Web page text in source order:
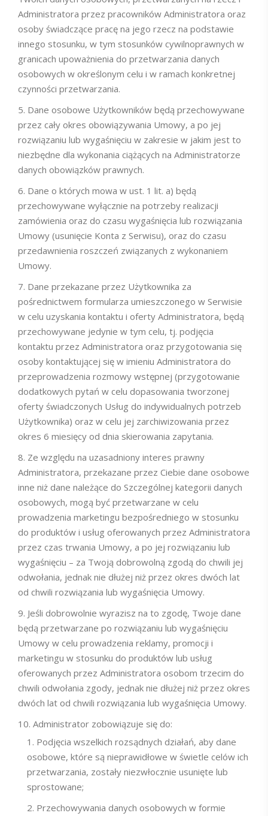
Administratora przez pracowników Administratora oraz
osoby świadczące pracę na jego rzecz na podstawie
innego stosunku, w tym stosunków cywilnoprawnych w
granicach upoważnienia do przetwarzania danych
osobowych w określonym celu i w ramach konkretnej
czynności przetwarzania.
Dane osobowe Użytkowników będą przechowywane
przez cały okres obowiązywania Umowy, a po jej
rozwiązaniu lub wygaśnięciu w zakresie w jakim jest to
niezbędne dla wykonania ciążących na Administratorze
danych obowiązków prawnych.
Dane o których mowa w ust. 1 lit. a) będą
przechowywane wyłącznie na potrzeby realizacji
zamówienia oraz do czasu wygaśnięcia lub rozwiązania
Umowy (usunięcie Konta z Serwisu), oraz do czasu
przedawnienia roszczeń związanych z wykonaniem
Umowy.
Dane przekazane przez Użytkownika za
pośrednictwem formularza umieszczonego w Serwisie
w celu uzyskania kontaktu i oferty Administratora, będą
przechowywane jedynie w tym celu, tj. podjęcia
kontaktu przez Administratora oraz przygotowania się
osoby kontaktującej się w imieniu Administratora do
przeprowadzenia rozmowy wstępnej (przygotowanie
dodatkowych pytań w celu dopasowania tworzonej
oferty świadczonych Usług do indywidualnych potrzeb
Użytkownika) oraz w celu jej zarchiwizowania przez
okres 6 miesięcy od dnia skierowania zapytania.
Ze względu na uzasadniony interes prawny
Administratora, przekazane przez Ciebie dane osobowe
inne niż dane należące do Szczególnej kategorii danych
osobowych, mogą być przetwarzane w celu
prowadzenia marketingu bezpośredniego w stosunku
do produktów i usług oferowanych przez Administratora
przez czas trwania Umowy, a po jej rozwiązaniu lub
wygaśnięciu – za Twoją dobrowolną zgodą do chwili jej
odwołania, jednak nie dłużej niż przez okres dwóch lat
od chwili rozwiązania lub wygaśnięcia Umowy.
Jeśli dobrowolnie wyrazisz na to zgodę, Twoje dane
będą przetwarzane po rozwiązaniu lub wygaśnięciu
Umowy w celu prowadzenia reklamy, promocji i
marketingu w stosunku do produktów lub usług
oferowanych przez Administratora osobom trzecim do
chwili odwołania zgody, jednak nie dłużej niż przez okres
dwóch lat od chwili rozwiązania lub wygaśnięcia Umowy.
Administrator zobowiązuje się do:
Podjęcia wszelkich rozsądnych działań, aby dane
osobowe, które są nieprawidłowe w świetle celów ich
przetwarzania, zostały niezwłocznie usunięte lub
sprostowane;
Przechowywania danych osobowych w formie